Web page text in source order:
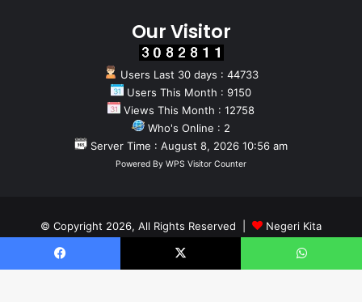
Our Visitor
Users Last 30 days : 44733
Users This Month : 9150
Views This Month : 12758
Who's Online : 2
Server Time : August 8, 2026 10:56 am
Powered By WPS Visitor Counter
© Copyright 2026, All Rights Reserved |
Negeri Kita
About
Facebook X WhatsApp